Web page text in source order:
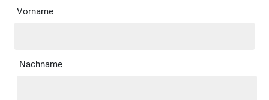
Vorname
Nachname